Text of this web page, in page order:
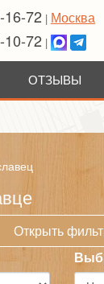
16-72 | Москва
10-72 |
ОТЗЫВЫ
Открыть